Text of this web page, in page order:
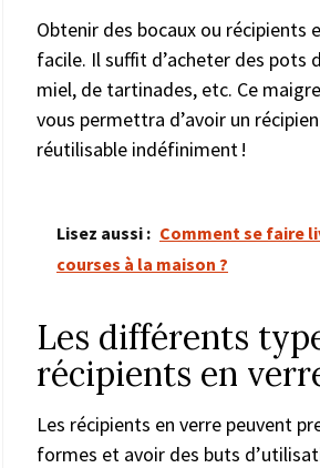
Obtenir des bocaux ou récipients
facile. Il suffit d’acheter des pots
miel, de tartinades, etc. Ce
vous permettra d’avoir un
réutilisable indéfiniment !
Lisez aussi : Comment se faire
courses à la maison ?
Les différents
récipients en
Les récipients en verre peuvent
formes et avoir des buts